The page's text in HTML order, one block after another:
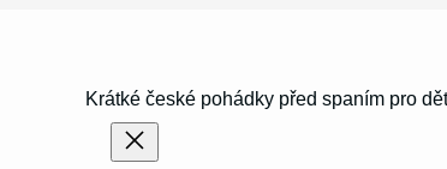
Krátké české pohádky před spaním pro